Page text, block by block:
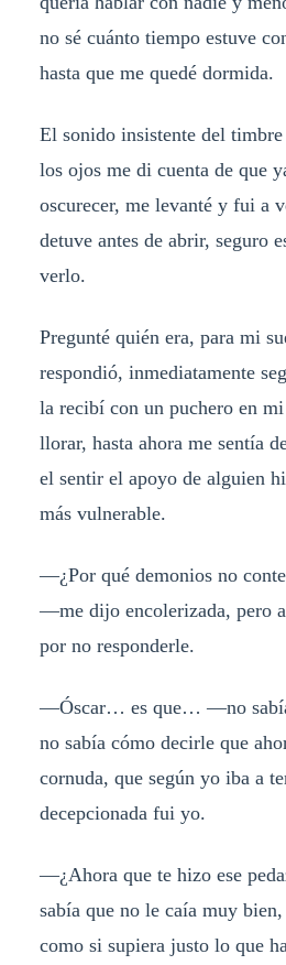
no sé cuánto tiempo estuve
hasta que me quedé dormida.
El sonido insistente del
los ojos me di cuenta de que
oscurecer, me levanté y fui a
detuve antes de abrir, seguro
verlo.
Pregunté quién era, para mi
respondió, inmediatamente
la recibí con un puchero en
llorar, hasta ahora me sentía
el sentir el apoyo de alguien
más vulnerable.
—¿Por qué demonios no
—me dijo encolerizada, pero
por no responderle.
—Óscar… es que… —no
no sabía cómo decirle que
cornuda, que según yo iba a
decepcionada fui yo.
—¿Ahora que te hizo ese
sabía que no le caía muy
como si supiera justo lo que